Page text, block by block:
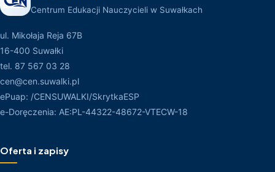
Centrum Edukacji Nauczycieli w Suwałkach
ul. Mikołaja Reja 67B
16-400 Suwałki
tel. 87 567 03 28
cen@cen.suwalki.pl
ePuap: /CENSUWALKI/SkrytkaESP
e-Doręczenia: AE:PL-44322-48672-VTECW-18
Oferta i zapisy